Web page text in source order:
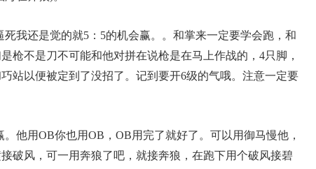
还是觉的就5：5的机会赢。。和掌来一定要学会跑，和
枪不是刀不可能和他对拼在说枪是在马上作战的，4只脚，
站以便被定到了没招了。记到要开6级的气哦。注意一定要
用OB你也用OB，OB用完了就好了。可以用御马慢他，
破风，可一用奔狼了吧，就接奔狼，在跑下用个破风接碧